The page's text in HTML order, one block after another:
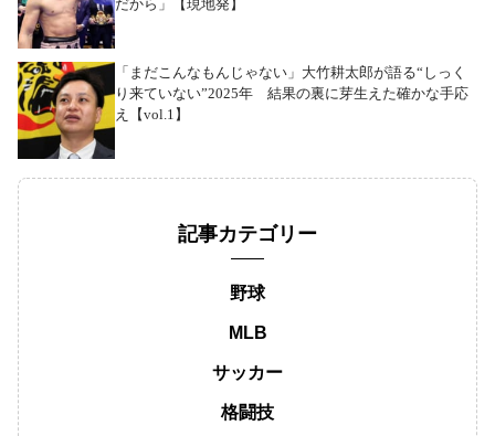
だから」【現地発】
「まだこんなもんじゃない」大竹耕太郎が語る“しっく
り来ていない”2025年 結果の裏に芽生えた確かな手応
え【vol.1】
記事カテゴリー
野球
MLB
サッカー
格闘技